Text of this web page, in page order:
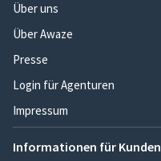
Über uns
Über Awaze
Presse
Login für Agenturen
Impressum
Informationen für Kunden